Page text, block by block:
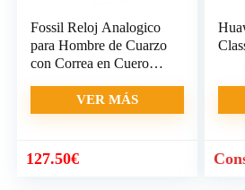
Fossil Reloj Analogico
para Hombre de Cuarzo
con Correa en Cuero
VER MÁS
127.50€